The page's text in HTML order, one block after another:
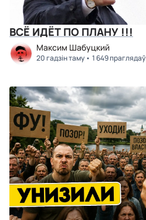
ВСЁ ИДЁТ ПО ПЛАНУ !!!
Максим Шабуцкий
20 гадзін таму 1 649 праглядаў